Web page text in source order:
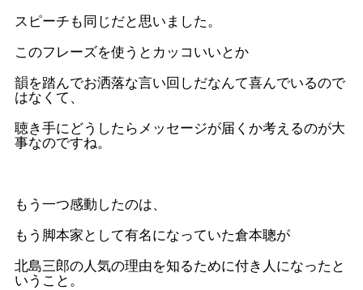
スピーチも同じだと思いました。
このフレーズを使うとカッコいいとか
韻を踏んでお洒落な言い回しだなんて喜んでいるので
はなくて、
聴き手にどうしたらメッセージが届くか考えるのが大
事なのですね。
もう一つ感動したのは、
もう脚本家として有名になっていた倉本聰が
北島三郎の人気の理由を知るために付き人になったと
いうこと。